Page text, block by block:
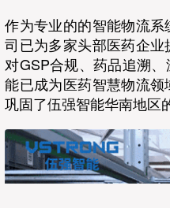
作为专业的的智能物流
司已为多家头部医药企
对GSP合规、药品追溯
能已成为医药智慧物流
巩固了伍强智能华南地区